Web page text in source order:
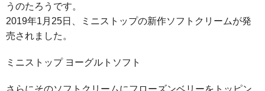
うのたろうです。
2019年1月25日、ミニストップの新作ソフトクリームが発
売されました。
ミニストップ ヨーグルトソフト
さらにそのソフトクリームにフローズンベリーをトッピン